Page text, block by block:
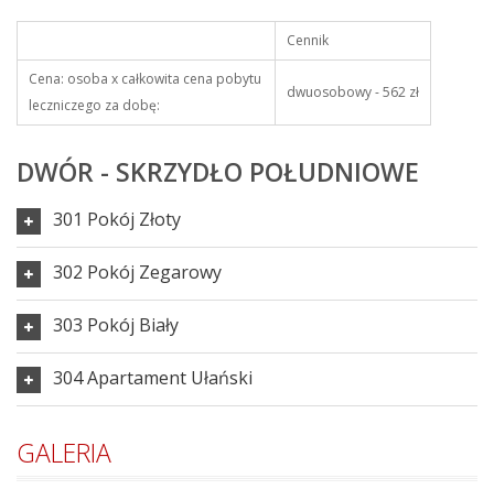
Cennik
Cena: osoba x całkowita cena pobytu
leczniczego za dobę:
dwuosobowy - 562 zł
DWÓR - SKRZYDŁO POŁUDNIOWE
301 Pokój Złoty
302 Pokój Zegarowy
303 Pokój Biały
304 Apartament Ułański
GALERIA